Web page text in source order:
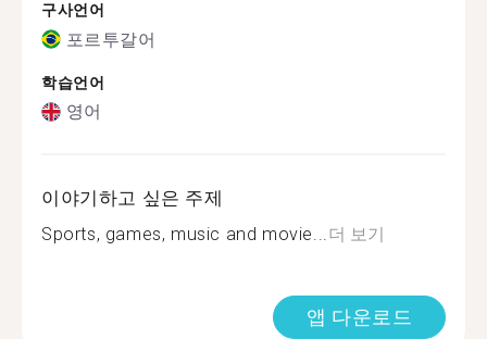
구사언어
포르투갈어
학습언어
영어
이야기하고 싶은 주제
Sports, games, music and movie...더 보기
앱 다운로드